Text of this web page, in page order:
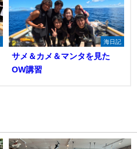
海日記
サメ＆カメ＆マンタを見た
OW講習